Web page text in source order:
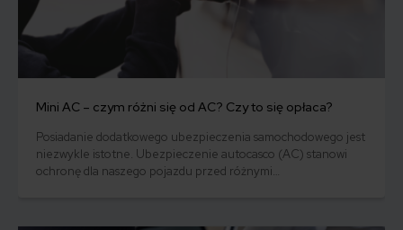
Mini AC – czym różni się od AC? Czy to się opłaca?
Posiadanie dodatkowego ubezpieczenia samochodowego jest
niezwykle istotne. Ubezpieczenie autocasco (AC) stanowi
ochronę dla naszego pojazdu przed różnymi